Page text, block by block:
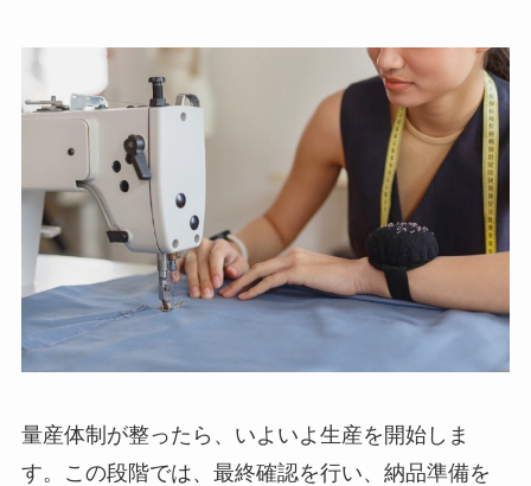
量産体制が整ったら、いよいよ生産を開始しま
す。この段階では、最終確認を行い、納品準備を